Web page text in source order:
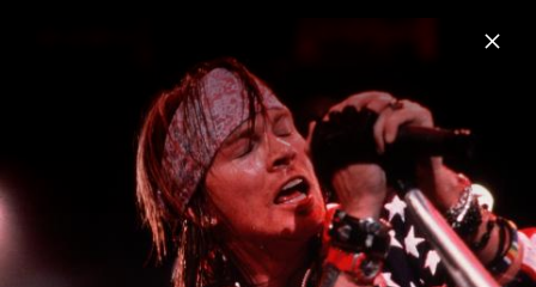
Menu
Guns N' Roses
News Musik Videos Fotos Biografie
Pressefotos „Use Your Illusion I+II“ (Re-